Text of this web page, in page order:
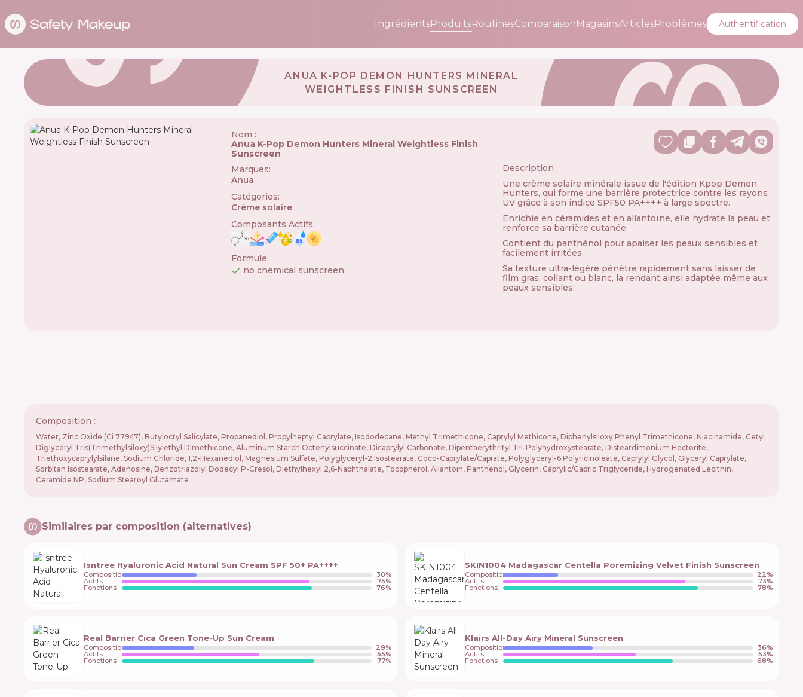
IngrédientsProduitsRoutinesComparaisonMagasinsArticlesProblèmes Authentification
ANUA K-POP DEMON HUNTERS MINERAL
WEIGHTLESS FINISH SUNSCREEN
Nom :
Anua K-Pop Demon Hunters Mineral Weightless Finish
Sunscreen
Marques:
Anua
Catégories:
Crème solaire
Composants Actifs:
Formule:
no chemical sunscreen
Description :
Une crème solaire minérale issue de l'édition Kpop Demon
Hunters, qui forme une barrière protectrice contre les rayons
UV grâce à son indice SPF50 PA++++ à large spectre.
Enrichie en céramides et en allantoïne, elle hydrate la peau et
renforce sa barrière cutanée.
Contient du panthénol pour apaiser les peaux sensibles et
facilement irritées.
Sa texture ultra-légère pénètre rapidement sans laisser de
film gras, collant ou blanc, la rendant ainsi adaptée même aux
peaux sensibles.
Composition :
Water, Zinc Oxide (Ci 77947), Butyloctyl Salicylate, Propanediol, Propylheptyl Caprylate, Isododecane, Methyl Trimethicone, Caprylyl Methicone, Diphenylsiloxy Phenyl Trimethicone, Niacinamide, Cetyl
Diglyceryl Tris(Trimethylsiloxy)Silylethyl Dimethicone, Aluminum Starch Octenylsuccinate, Dicaprylyl Carbonate, Dipentaerythrityl Tri-Polyhydroxystearate, Disteardimonium Hectorite,
Triethoxycaprylylsilane, Sodium Chloride, 1,2-Hexanediol, Magnesium Sulfate, Polyglyceryl-2 Isostearate, Coco-Caprylate/Caprate, Polyglyceryl-6 Polyricinoleate, Caprylyl Glycol, Glyceryl Caprylate,
Sorbitan Isostearate, Adenosine, Benzotriazolyl Dodecyl P-Cresol, Diethylhexyl 2,6-Naphthalate, Tocopherol, Allantoin, Panthenol, Glycerin, Caprylic/Capric Triglyceride, Hydrogenated Lecithin,
Ceramide NP, Sodium Stearoyl Glutamate
Similaires par composition (alternatives)
Isntree Hyaluronic Acid Natural Sun Cream SPF 50+ PA++++
Composition 30%
Actifs 75%
Fonctions 76%
SKIN1004 Madagascar Centella Poremizing Velvet Finish Sunscreen
Composition 22%
Actifs 73%
Fonctions 78%
Real Barrier Cica Green Tone-Up Sun Cream
Composition 29%
Actifs 55%
Fonctions 77%
Klairs All-Day Airy Mineral Sunscreen
Composition 36%
Actifs 53%
Fonctions 68%